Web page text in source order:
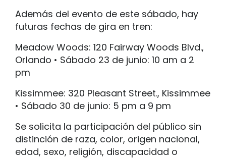
Además del evento de este sábado, hay
futuras fechas de gira en tren:
Meadow Woods: 120 Fairway Woods Blvd.,
Orlando • Sábado 23 de junio: 10 am a 2
pm
Kissimmee: 320 Pleasant Street., Kissimmee
• Sábado 30 de junio: 5 pm a 9 pm
Se solicita la participación del público sin
distinción de raza, color, origen nacional,
edad, sexo, religión, discapacidad o